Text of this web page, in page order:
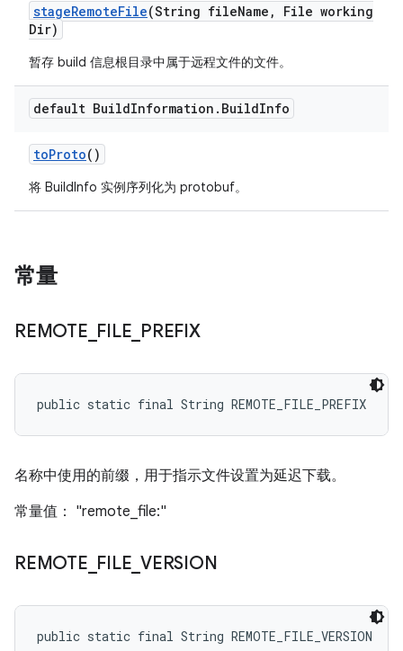
stageRemoteFile(String fileName ,
File working
Dir)
暂存 build 信息根目录中属于远程文件的文件。
default BuildInformation . BuildInfo
toProto()
将 BuildInfo 实例序列化为 protobuf。
常量
REMOTE FILE PREFIX
public static final String REMOTE_FILE_PREFIX
名称中使用的前缀，用于指示文件设置为延迟下载。
常量值： "remote_file:"
REMOTE FILE VERSION
public static final String REMOTE_FILE_VERSION